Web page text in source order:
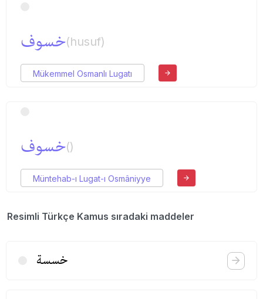
خسوف(husuf)
Mükemmel Osmanlı Lugatı
خسوف()
Müntehab-ı Lugat-ı Osmâniyye
Resimli Türkçe Kamus sıradaki maddeler
خسسة